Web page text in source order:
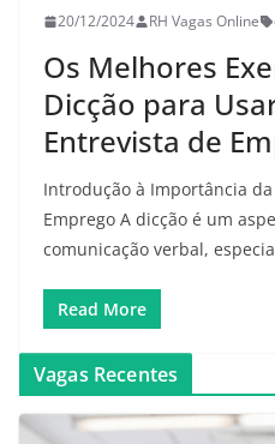
20/12/2024 RH Vagas Online
Os Melhores
Dicção para
Entrevista de
Introdução à Importância
Emprego A dicção é um
comunicação verbal,
Read More
Vagas Recentes